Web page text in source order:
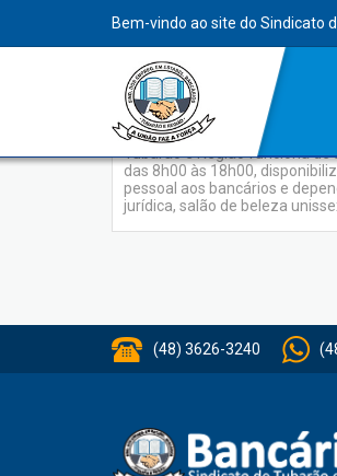
Bem-vindo ao site do Sindicato
Serviços
A Sede Administrativa do
Tubarão e Região funciona
das 8h00 às 18h00,
pessoal aos bancários e
jurídica, salão de beleza
(48) 3626-3240